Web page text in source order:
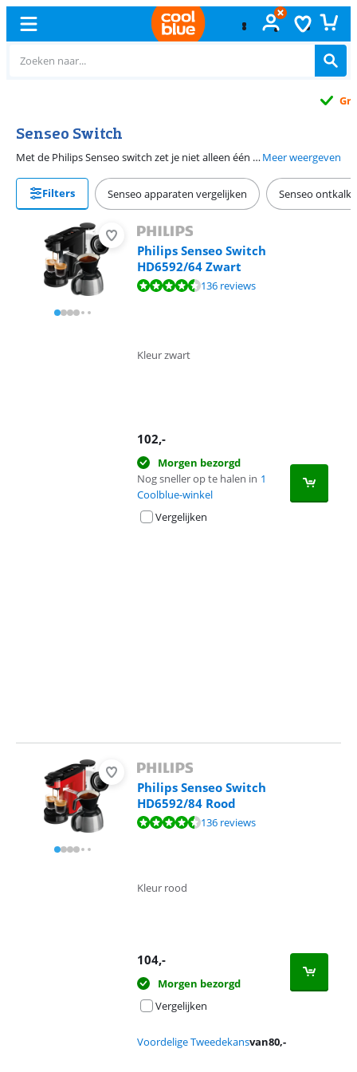
Senseo Switch
Met de Philips Senseo switch zet je niet alleen één of 2 kopjes koffie, maar ook een hele pot tegelijk. Handig, voor tijdens een verjaardag bijvoorbeeld. Na het zetten van een koffiepot blijft de koffie lekker warm in de thermoskan. Het switch koffiezetapparaat heeft een smal design, zodat 'ie weinig ruimte in beslag neemt op jouw aanrecht. Dankzij de Intensity select functie kies je ook voor sterkere koffie. Qua onderhoud is de switch Senseo erg gebruiksvriendelijk, dankzij het kalklampje dat gaat branden wanneer je de machine moet ontkalken.Meer weergeven
Filters Senseo apparaten vergelijken Senseo
Philips Senseo Switch
HD6592/64 Zwart
Beoordeling is 8,5 van de 10, gebaseerd op 136 reviews.
136 reviews
Kleur zwart
102,-
Morgen bezorgd
Nog sneller op te halen in 1
Coolblue-winkel
Vergelijken
Philips Senseo Switch
HD6592/84 Rood
Beoordeling is 8,5 van de 10, gebaseerd op 136 reviews.
136 reviews
Kleur rood
104,-
Morgen bezorgd
Vergelijken
Voordelige Tweedekansvan80,-